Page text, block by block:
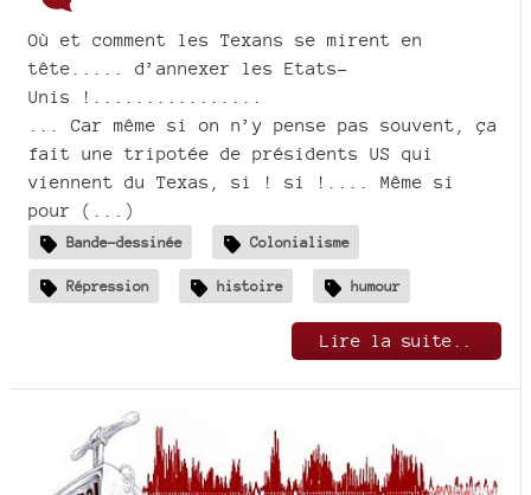
Où et comment les Texans se mirent en
tête..... d’annexer les Etats-
Unis !................
... Car même si on n’y pense pas souvent, ça
fait une tripotée de présidents US qui
viennent du Texas, si ! si !.... Même si
pour (...)
Bande-dessinée Colonialisme
Répression histoire humour
Lire la suite..